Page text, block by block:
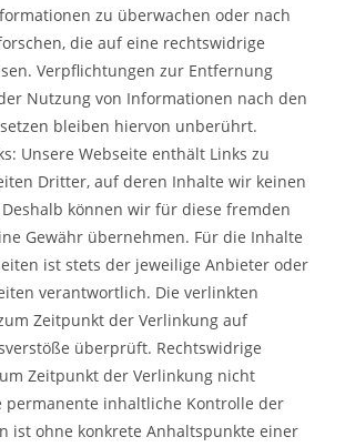
zu überwachen oder nach
die auf eine rechtswidrige
Verpflichtungen zur Entfernung
Nutzung von Informationen nach den
bleiben hiervon unberührt.
Unsere Webseite enthält Links zu
Dritter, auf deren Inhalte wir keinen
können wir für diese fremden
Gewähr übernehmen. Für die Inhalte
ist stets der jeweilige Anbieter oder
verantwortlich. Die verlinkten
Zeitpunkt der Verlinkung auf
überprüft. Rechtswidrige
Zeitpunkt der Verlinkung nicht
permanente inhaltliche Kontrolle der
ist ohne konkrete Anhaltspunkte einer